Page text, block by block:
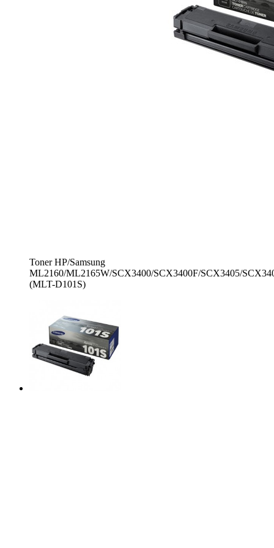
Toner HP/Samsung
ML2160/ML2165W/SCX3400/SCX3400F/SCX3405/
(MLT-D101S)